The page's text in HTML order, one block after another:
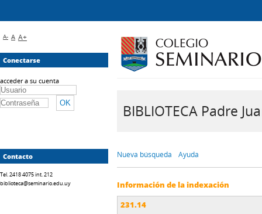
BIBLIOTECA Padre
Nueva búsqueda Ayuda
Información de la indexación
231.14
A- A A+
Conectarse
acceder a su cuenta
Contacto
Tel. 2418 4075 int. 212
biblioteca@seminario.edu.uy